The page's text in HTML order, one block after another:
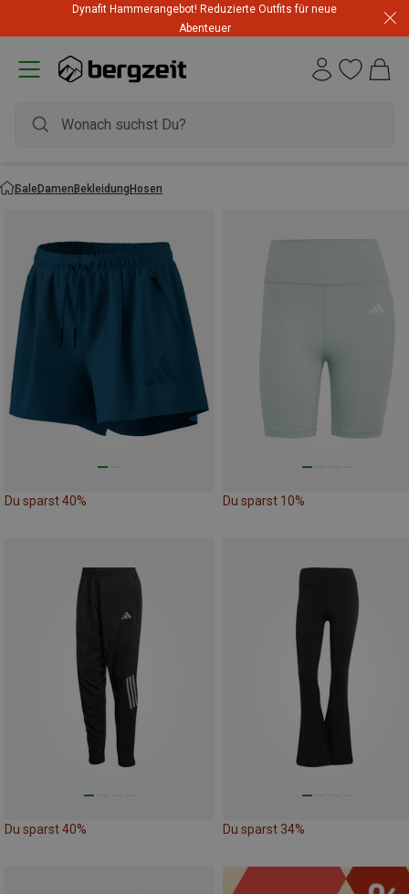
Dynafit Hammerangebot! Reduzierte Outfits für neue
Abenteuer
SaleDamenBekleidungHosen
Du sparst 40% Du sparst 10%
Du sparst 40% Du sparst 34%